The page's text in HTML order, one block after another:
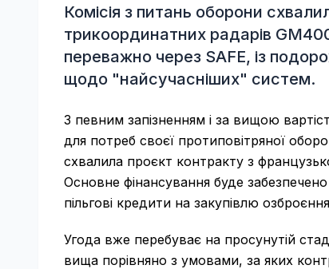
Комісія з питань оборони
трикоординатних радарів
переважно через SAFE, із
щодо "найсучасніших" систем.
З певним запізненням і за вищою
для потреб своєї протиповітряної
схвалила проєкт контракту з
Основне фінансування буде
пільгові кредити на закупівлю
Угода вже перебуває на просунутій
вища порівняно з умовами, за яких